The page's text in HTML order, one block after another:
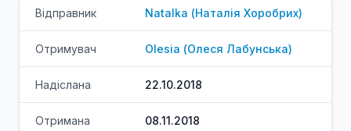
Відправник Natalka (Наталія Хоробрих)
Отримувач Olesia (Олеся Лабунська)
Надіслана 22.10.2018
Отримана 08.11.2018